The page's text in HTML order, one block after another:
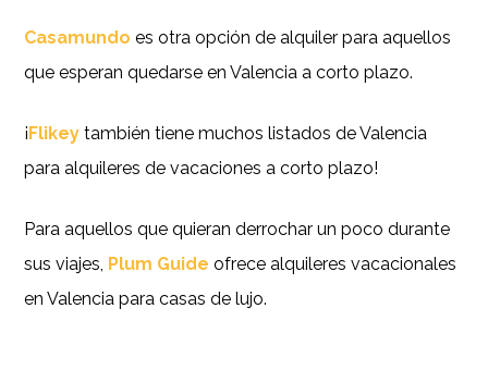
Casamundo es otra opción de alquiler para aquellos
que esperan quedarse en Valencia a corto plazo.
¡Flikey también tiene muchos listados de Valencia
para alquileres de vacaciones a corto plazo!
Para aquellos que quieran derrochar un poco durante
sus viajes, Plum Guide ofrece alquileres vacacionales
en Valencia para casas de lujo.